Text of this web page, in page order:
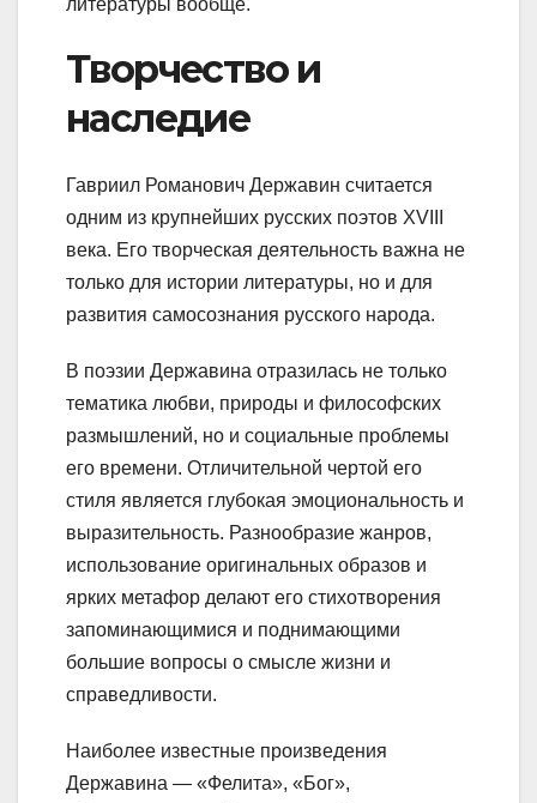
Творчество и
наследие
Гавриил Романович Державин считается
одним из крупнейших русских поэтов XVIII
века. Его творческая деятельность важна не
только для истории литературы, но и для
развития самосознания русского народа.
В поэзии Державина отразилась не только
тематика любви, природы и философских
размышлений, но и социальные проблемы
его времени. Отличительной чертой его
стиля является глубокая эмоциональность и
выразительность. Разнообразие жанров,
использование оригинальных образов и
ярких метафор делают его стихотворения
запоминающимися и поднимающими
большие вопросы о смысле жизни и
справедливости.
Наиболее известные произведения
Державина — «Фелита», «Бог»,